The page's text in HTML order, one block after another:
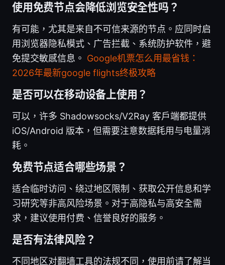
使用免费节点会降低浏览安全性吗？
有可能，尤其是来自不可信来源的节点。应同时启
用浏览器隐私模式、广告拦截、系统防护软件，避
免提交敏感信息。 Google机票怎么用最省钱：
2026年最新google flights终极攻略
是否可以在移动设备上使用？
可以，许多 Shadowsocks/V2Ray 客户端都提供
iOS/Android 版本，但需要注意数据耗用与电量消
耗。
免费节点适合哪些场景？
适合临时访问、绕过地区限制、获取公开信息和学
习研究等非高风险场景。对于高隐私与高安全需
求，建议使用付费、信誉良好的服务。
是否有法律风险？
不同地区对翻墙工具的法规不同，使用前请了解当